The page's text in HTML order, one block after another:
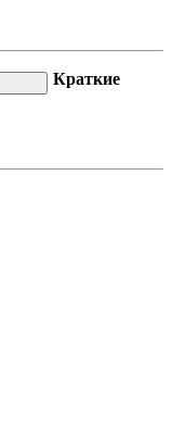
Краткие